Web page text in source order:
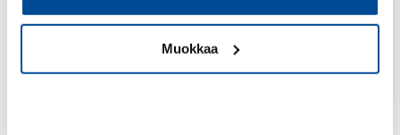
Muokkaa
Suomen Yrittäjäopiston toteuttama ja Euroopan
31.12.2026 Leader Liiverin toiminta-alueella
(Ilmajoki, Jalasjärvi ja Seinäjoki).